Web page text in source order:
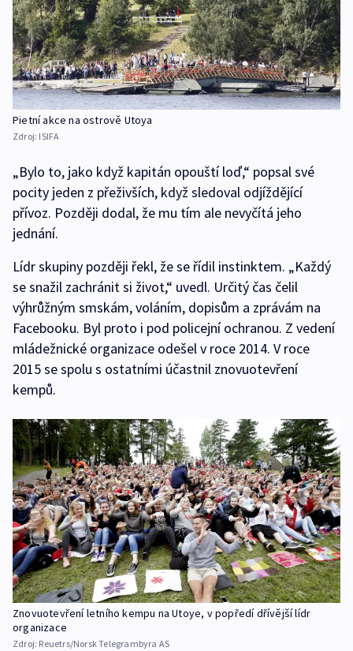
Pietní akce na ostrově Utoya
Zdroj: ISIFA
„Bylo to, jako když kapitán opouští loď,“ popsal své
pocity jeden z přeživších, když sledoval odjíždějící
přívoz. Později dodal, že mu tím ale nevyčítá jeho
jednání.
Lídr skupiny později řekl, že se řídil instinktem. „Každý
se snažil zachránit si život,“ uvedl. Určitý čas čelil
výhrůžným smskám, voláním, dopisům a zprávám na
Facebooku. Byl proto i pod policejní ochranou. Z vedení
mládežnické organizace odešel v roce 2014. V roce
2015 se spolu s ostatními účastnil znovuotevření
kempů.
Znovuotevření letního kempu na Utoye, v popředí dřívější lídr
organizace
Zdroj: Reuetrs/Norsk Telegrambyra AS